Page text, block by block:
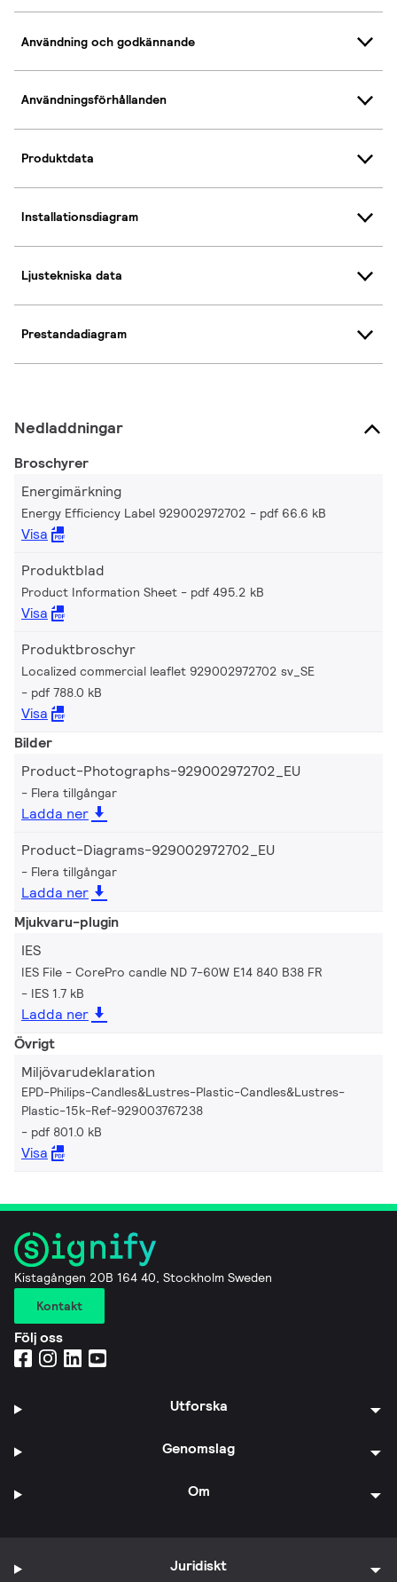
Användning och godkännande
Användningsförhållanden
Produktdata
Installationsdiagram
Ljustekniska data
Prestandadiagram
Nedladdningar
Broschyrer
Energimärkning
Energy Efficiency Label 929002972702 pdf 66.6 kB
Visa
Produktblad
Product Information Sheet pdf 495.2 kB
Visa
Produktbroschyr
Localized commercial leaflet 929002972702 sv_SE
pdf 788.0 kB
Visa
Bilder
Product-Photographs-929002972702_EU
Flera tillgångar
Ladda ner
Product-Diagrams-929002972702_EU
Flera tillgångar
Ladda ner
Mjukvaru-plugin
IES
IES File - CorePro candle ND 7-60W E14 840 B38 FR
IES 1.7 kB
Ladda ner
Övrigt
Miljövarudeklaration
EPD-Philips-Candles&Lustres-Plastic-Candles&Lustres-
Plastic-15k-Ref-929003767238
pdf 801.0 kB
Visa
Kistagången 20B 164 40, Stockholm Sweden
Kontakt
Följ oss
Utforska
Genomslag
Om
Juridiskt